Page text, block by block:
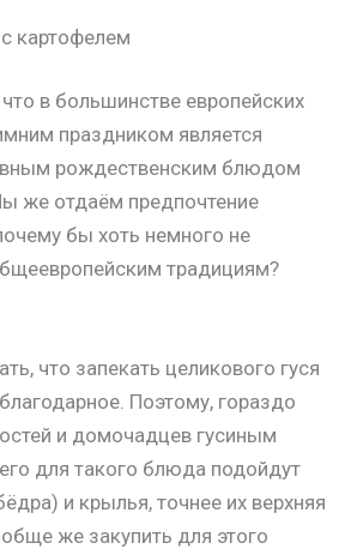
картофелем
в большинстве европейских
праздником является
рождественским блюдом
же отдаём предпочтение
бы хоть немного не
традициям?
что запекать целикового гуся
Поэтому, гораздо
и домочадцев гусиным
для такого блюда подойдут
и крылья, точнее их верхняя
же закупить для этого